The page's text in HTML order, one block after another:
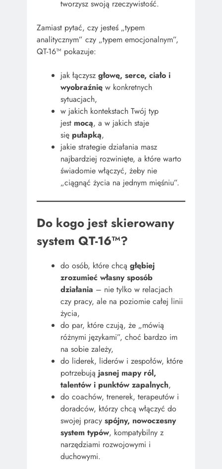
tworzysz swoją rzeczywistość.
Zamiast pytać, czy jesteś „typem
analitycznym” czy „typem emocjonalnym”,
QT-16™ pokazuje:
jak łączysz głowę, serce, ciało i
wyobraźnię w konkretnych
sytuacjach,
w jakich kontekstach Twój typ
jest mocą, a w jakich staje
się pułapką,
jakie strategie działania masz
najbardziej rozwinięte, a które warto
świadomie włączyć, żeby nie
„ciągnąć życia na jednym mięśniu”.
Do kogo jest skierowany
system QT-16™?
do osób, które chcą głębiej
zrozumieć własny sposób
działania – nie tylko w relacjach
czy pracy, ale na poziomie całej linii
życia,
do par, które czują, że „mówią
różnymi językami”, choć bardzo im
na sobie zależy,
do liderek, liderów i zespołów, które
potrzebują jasnej mapy ról,
talentów i punktów zapalnych,
do coachów, trenerek, terapeutów i
doradców, którzy chcą włączyć do
swojej pracy spójny, nowoczesny
system typów, kompatybilny z
narzędziami rozwojowymi i
duchowymi.